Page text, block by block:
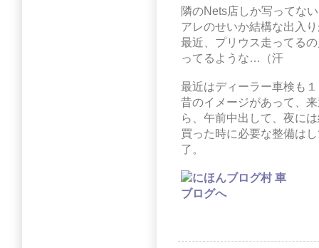
隣のNets店しか写ってな
アレのせいか結構な出入
最近、プリウス走ってる
ってるような…（汗
最近はディーラー車検も
昔のイメージがあって、
ら、午前中出して、夜に
買った時に必要な整備は
了。